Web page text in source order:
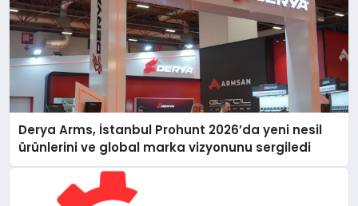
Derya Arms, İstanbul Prohunt 2026’da yeni nesil
ürünlerini ve global marka vizyonunu sergiledi